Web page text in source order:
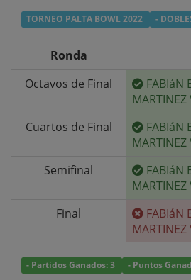
TORNEO PALTA BOWL 2022 -
Ronda
Octavos de Final
FABIáN
MARTINEZ
Cuartos de Final FABIáN
MARTINEZ
Semifinal FABIáN
MARTINEZ
Final FABIáN
MARTINEZ
- Partidos Ganados: 3 - Puntos